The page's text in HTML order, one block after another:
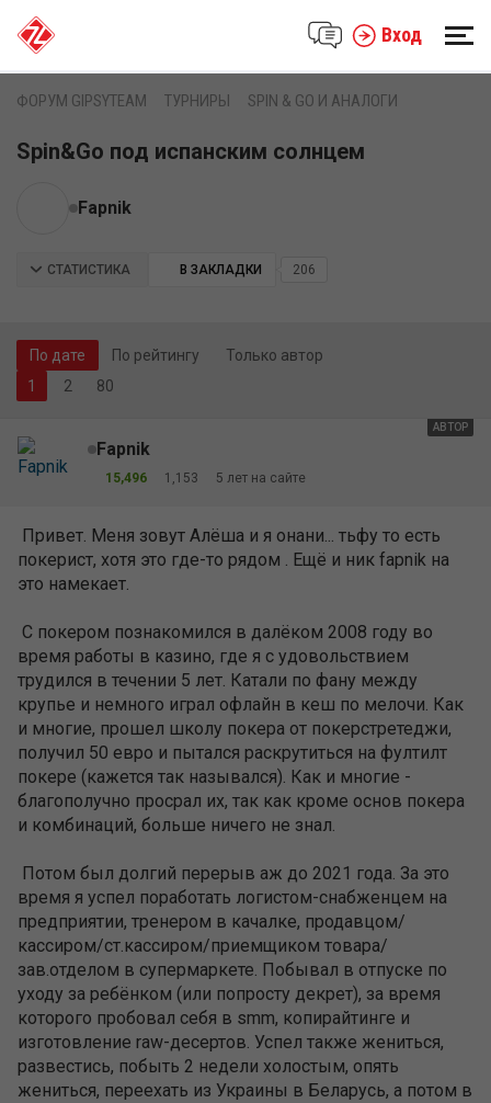
Вход
ФОРУМ GIPSYTEAM ТУРНИРЫ SPIN & GO И АНАЛОГИ
Spin&Go под испанским солнцем
Fapnik
СТАТИСТИКА В ЗАКЛАДКИ 206
По дате По рейтингу
Только автор
2
80
АВТОР
Fapnik
15,496 1,153 5 лет на сайте
Привет. Меня зовут Алёша и я онани... тьфу то есть
покерист, хотя это где-то рядом . Ещё и ник fapnik на
это намекает.
С покером познакомился в далёком 2008 году во
время работы в казино, где я с удовольствием
трудился в течении 5 лет. Катали по фану между
крупье и немного играл офлайн в кеш по мелочи. Как
и многие, прошел школу покера от покерстретеджи,
получил 50 евро и пытался раскрутиться на фултилт
покере (кажется так назывался). Как и многие -
благополучно просрал их, так как кроме основ покера
и комбинаций, больше ничего не знал.
Потом был долгий перерыв аж до 2021 года. За это
время я успел поработать логистом-снабженцем на
предприятии, тренером в качалке, продавцом/
кассиром/ст.кассиром/приемщиком товара/
зав.отделом в супермаркете. Побывал в отпуске по
уходу за ребёнком (или попросту декрет), за время
которого пробовал себя в smm, копирайтинге и
изготовление raw-десертов. Успел также жениться,
развестись, побыть 2 недели холостым, опять
жениться, переехать из Украины в Беларусь, а потом в